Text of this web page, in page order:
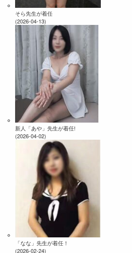
そら先生が着任
(2026-04-13)
新人「あや」先生が着任!
(2026-04-02)
「なな」先生が着任！
(2026-02-24)